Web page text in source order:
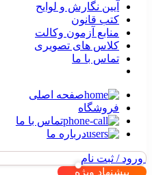
آیین نگارش و لوایح
کتب قانون
منابع آزمون وکالت
کلاس های تصویری
تماس با ما
صفحه اصلی
فروشگاه
تماس با ما
درباره ما
ورود / ثبت نام
پیشنهاد ویژه